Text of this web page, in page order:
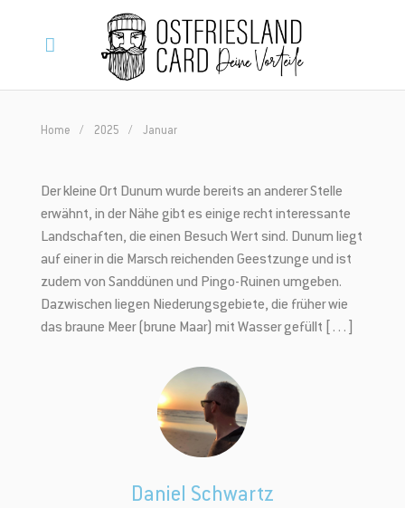
Home 2025 Januar
Der kleine Ort Dunum wurde bereits an anderer Stelle
erwähnt, in der Nähe gibt es einige recht interessante
Landschaften, die einen Besuch Wert sind. Dunum liegt
auf einer in die Marsch reichenden Geestzunge und ist
zudem von Sanddünen und Pingo-Ruinen umgeben.
Dazwischen liegen Niederungsgebiete, die früher wie
das braune Meer (brune Maar) mit Wasser gefüllt […]
Daniel Schwartz